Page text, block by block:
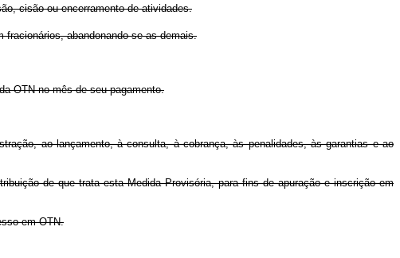
cisão ou encerramento de atividades.
fracionários, abandonando-se as demais.
OTN no mês de seu pagamento.
ao lançamento, à consulta, à cobrança, às penalidades, às garantias e ao
de que trata esta Medida Provisória, para fins de apuração e inscrição em
em OTN.